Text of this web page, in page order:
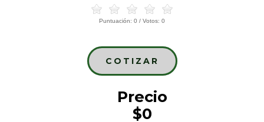
Puntuación: 0 / Votos: 0
COTIZAR
Precio
$0